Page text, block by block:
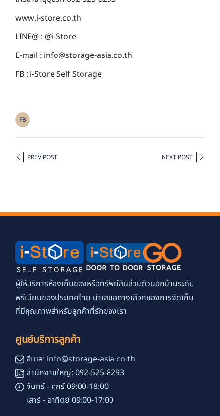
www.i-store.co.th
LINE@ : @i-Store
E-mail : info@storage-asia.co.th
FB : i-Store Self Storage
FB
PREV POST NEXT POST
ผู้ให้บริการห้องเก็บของหรือทรัพย์สินส่วนตัวนอกบ้านระดับ
พรีเมียมของประเทศไทย นำเสนอทางเลือกของการจัดเก็บ
ที่มีคุณภาพสำหรับลูกค้าที่รักของเรา
ศูนย์บริการลูกค้า
อีเมล: info@storage-asia.co.th
สำนักงานใหญ่: 092-525-8293
จันทร์ - ศุกร์ 09:00-18:00
เสาร์ - อาทิตย์ 09:00-17:00